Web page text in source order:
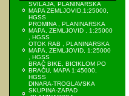
SVILAJA, PLANINARSKA
MAPA ZEMLJOVID,1:25000,
HGSS
PROMINA , PLANINARSKA
MAPA, ZEMLJOVID , 1:25000
, HGSS
OTOK RAB , PLANINARSKA
MAPA, ZEMLJOVID, 1:25000
, HGSS
BRAČ BIKE, BICIKLOM PO
BRAČU, MAPA 1:45000,
HGSS
DINARA-TROGLAVSKA
SKUPINA-ZAPAD